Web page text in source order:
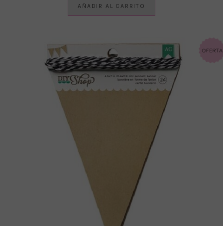
AÑADIR AL CARRITO